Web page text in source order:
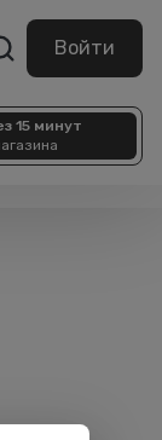
Войти
15 минут